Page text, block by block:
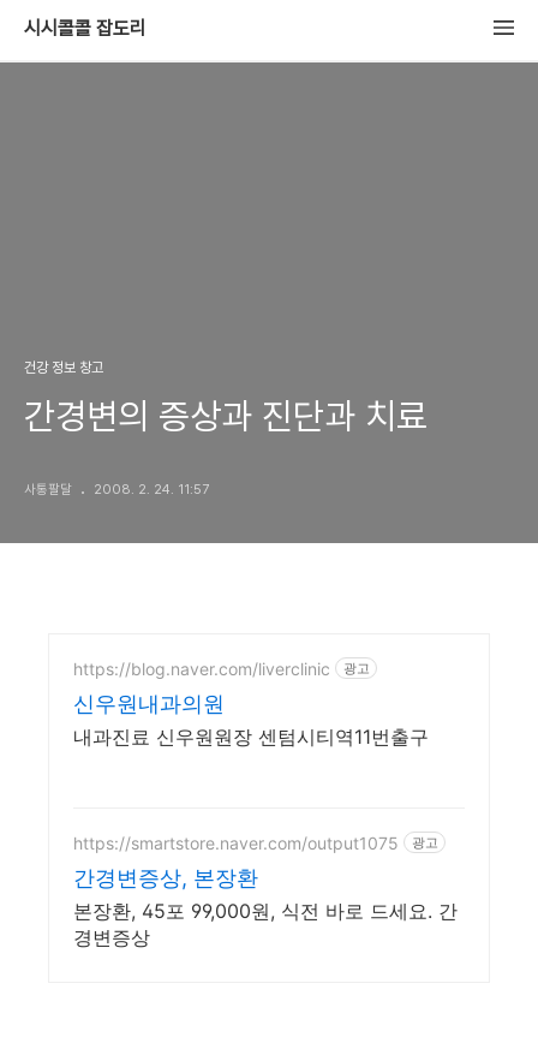
시시콜콜 잡도리
건강 정보 창고
간경변의 증상과 진단과 치료
사통팔달 2008. 2. 24. 11:57
https://blog.naver.com/liverclinic 광고
신우원내과의원
내과진료 신우원원장 센텀시티역11번출구
https://smartstore.naver.com/output1075 광고
간경변증상, 본장환
본장환, 45포 99,000원, 식전 바로 드세요. 간
경변증상